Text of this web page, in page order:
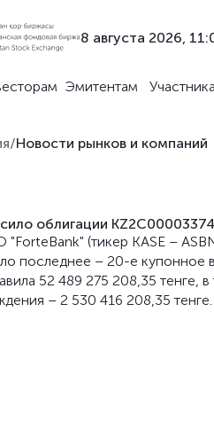
8 августа 2026,
Эмитентам
/Новости рынков и компаний
облигации
(тикер KASE –
последнее – 20-е купонное
52 489 275 208,35 тенге,
– 2 530 416 208,35 тенге.